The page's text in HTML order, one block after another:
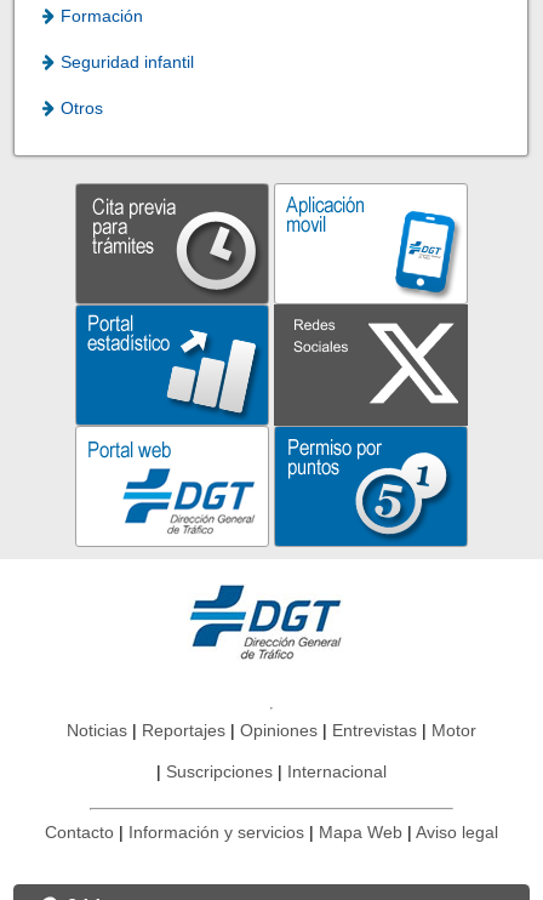
Formación
Seguridad infantil
Otros
Noticias Reportajes Opiniones Entrevistas Motor
Suscripciones Internacional
Contacto Información y servicios Mapa Web Aviso legal